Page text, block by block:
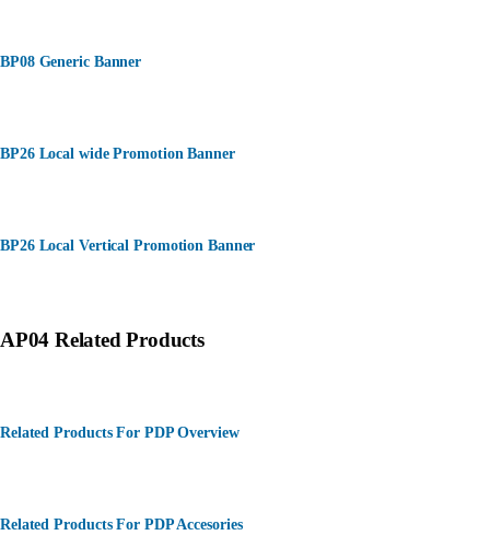
BP08 Generic Banner
BP26 Local wide Promotion Banner
BP26 Local Vertical Promotion Banner
AP04 Related Products
Related Products For PDP Overview
Related Products For PDP Accesories